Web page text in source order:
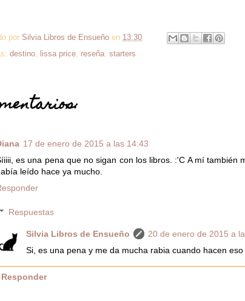
por Silvia Libros de Ensueño en 13:30
destino, lissa price, reseña, starters
17 de enero de 2015 a las 14:43
es una pena que no sigan con los libros. :'C A mí también
leído hace ya mucho.
Respuestas
Silvia Libros de Ensueño
20 de enero de 2015 a
Si, es una pena y me da mucha rabia cuando hacen eso
Responder